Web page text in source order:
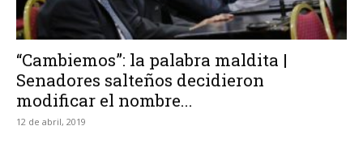
“Cambiemos”: la palabra maldita |
Senadores salteños decidieron
modificar el nombre...
12 de abril, 2019